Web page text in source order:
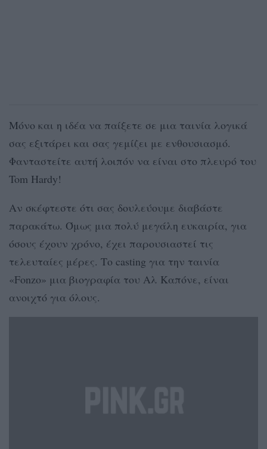
Μόνο και η ιδέα να παίξετε σε μια ταινία λογικά
σας εξιτάρει και σας γεμίζει με ενθουσιασμό.
Φανταστείτε αυτή λοιπόν να είναι στο πλευρό του
Tom Hardy!
Αν σκέφτεστε ότι σας δουλεύουμε διαβάστε
παρακάτω. Όμως μια πολύ μεγάλη ευκαιρία, για
όσους έχουν χρόνο, έχει παρουσιαστεί τις
τελευταίες μέρες. Το casting για την ταινία
«Fonzo» μια βιογραφία του Αλ Καπόνε, είναι
ανοιχτό για όλους.